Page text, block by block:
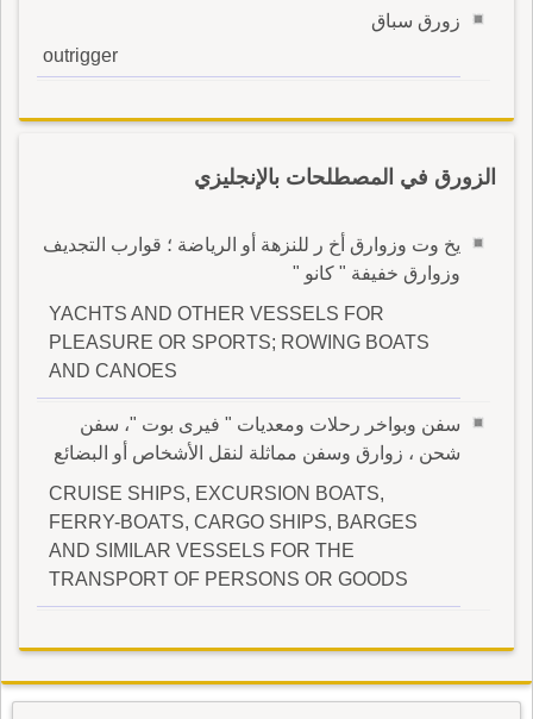
زورق سباق
outrigger
الزورق في المصطلحات بالإنجليزي
يخ وت وزوارق أخ ر للنزهة أو الرياضة ؛ قوارب التجديف
وزوارق خفيفة " كانو "
YACHTS AND OTHER VESSELS FOR
PLEASURE OR SPORTS; ROWING BOATS
AND CANOES
سفن وبواخر رحلات ومعديات " فيرى بوت "، سفن
شحن ، زوارق وسفن مماثلة لنقل الأشخاص أو البضائع
CRUISE SHIPS, EXCURSION BOATS,
FERRY-BOATS, CARGO SHIPS, BARGES
AND SIMILAR VESSELS FOR THE
TRANSPORT OF PERSONS OR GOODS